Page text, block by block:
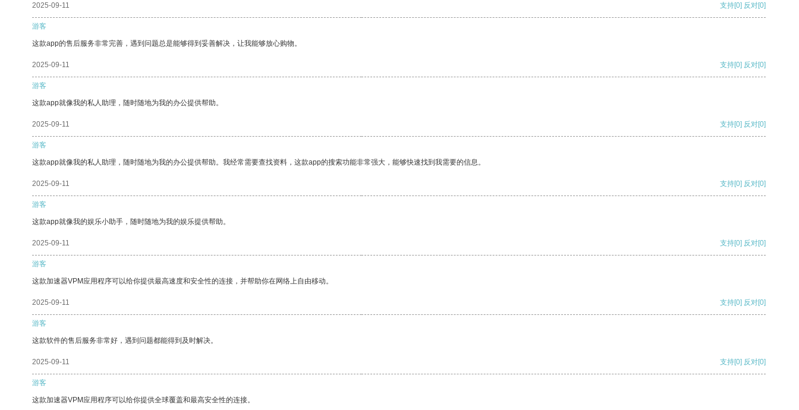
2025-09-11 支持[0] 反对[0]
游客
这款app的售后服务非常完善，遇到问题总是能够得到妥善解决，让我能够放心购物。
2025-09-11 支持[0] 反对[0]
游客
这款app就像我的私人助理，随时随地为我的办公提供帮助。
2025-09-11 支持[0] 反对[0]
游客
这款app就像我的私人助理，随时随地为我的办公提供帮助。我经常需要查找资料，这款app的搜索功能非常强大，能够快速找到我需要的信息。
2025-09-11 支持[0] 反对[0]
游客
这款app就像我的娱乐小助手，随时随地为我的娱乐提供帮助。
2025-09-11 支持[0] 反对[0]
游客
这款加速器VPM应用程序可以给你提供最高速度和安全性的连接，并帮助你在网络上自由移动。
2025-09-11 支持[0] 反对[0]
游客
这款软件的售后服务非常好，遇到问题都能得到及时解决。
2025-09-11 支持[0] 反对[0]
游客
这款加速器VPM应用程序可以给你提供全球覆盖和最高安全性的连接。